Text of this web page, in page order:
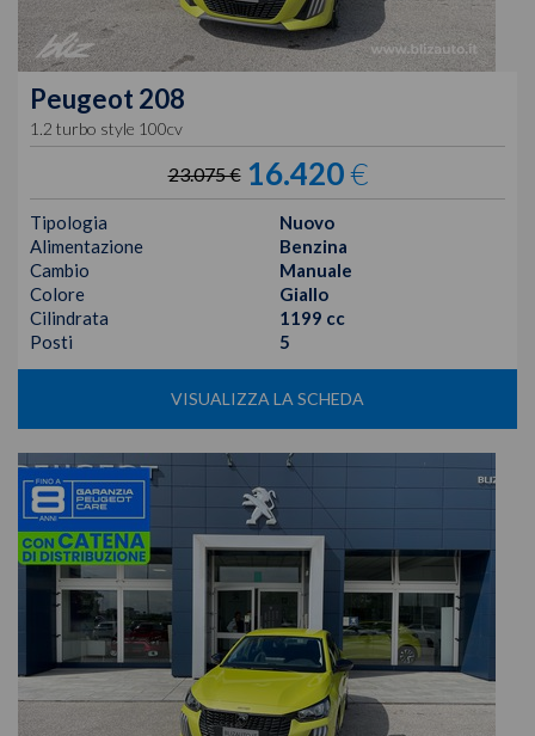
Peugeot 208
1.2 turbo style 100cv
23.075 € 16.420€
Tipologia
Nuovo
Alimentazione
Benzina
Cambio
Manuale
Colore
Giallo
Cilindrata
1199 cc
Posti
5
VISUALIZZA LA SCHEDA